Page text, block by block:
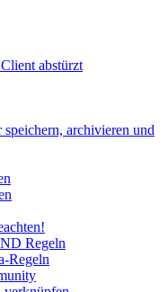
abstürzt
archivieren und
Regeln
Regeln